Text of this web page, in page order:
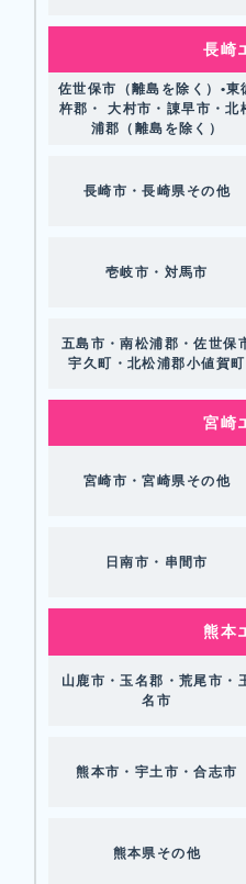
長崎
佐世保市（離島を除く）•東
杵郡・ 大村市・諌早市・北
浦郡（離島を除く）
長崎市・長崎県その他
壱岐市・対馬市
五島市・南松浦郡・佐世保
宇久町・北松浦郡小値賀町
宮崎
宮崎市・宮崎県その他
日南市・串間市
熊本
山鹿市・玉名郡・荒尾市・
名市
熊本市・宇土市・合志市
熊本県その他